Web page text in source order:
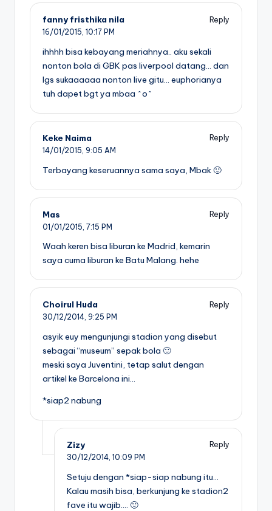
fanny fristhika nila
Reply
16/01/2015, 10:17 PM
ihhhh bisa kebayang meriahnya.. aku sekali
nonton bola di GBK pas liverpool datang… dan
lgs sukaaaaaa nonton live gitu… euphorianya
tuh dapet bgt ya mbaa ^o^
Keke Naima
Reply
14/01/2015, 9:05 AM
Terbayang keseruannya sama saya, Mbak 🙂
Mas
Reply
01/01/2015, 7:15 PM
Waah keren bisa liburan ke Madrid, kemarin
saya cuma liburan ke Batu Malang. hehe
Choirul Huda
Reply
30/12/2014, 9:25 PM
asyik euy mengunjungi stadion yang disebut
sebagai “museum” sepak bola 🙂
meski saya Juventini, tetap salut dengan
artikel ke Barcelona ini…
*siap2 nabung
Zizy
Reply
30/12/2014, 10:09 PM
Setuju dengan *siap-siap nabung itu…
Kalau masih bisa, berkunjung ke stadion2
fave itu wajib…. 🙂